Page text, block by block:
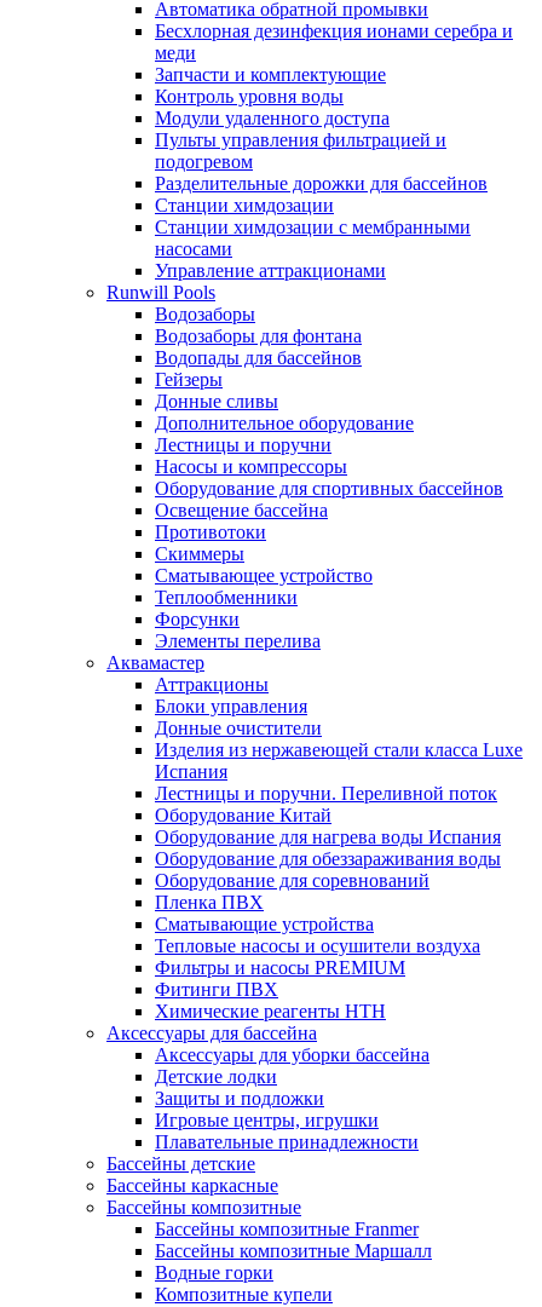
Автоматика обратной промывки
Беcхлорная дезинфекция ионами серебра и
меди
Запчасти и комплектующие
Контроль уровня воды
Модули удаленного доступа
Пульты управления фильтрацией и
подогревом
Разделительные дорожки для бассейнов
Станции химдозации
Станции химдозации с мембранными
насосами
Управление аттракционами
Runwill Pools
Водозаборы
Водозаборы для фонтана
Водопады для бассейнов
Гейзеры
Донные сливы
Дополнительное оборудование
Лестницы и поручни
Насосы и компрессоры
Оборудование для спортивных бассейнов
Освещение бассейна
Противотоки
Скиммеры
Сматывающее устройство
Теплообменники
Форсунки
Элементы перелива
Аквамастер
Аттракционы
Блоки управления
Донные очистители
Изделия из нержавеющей стали класса Luxe
Испания
Лестницы и поручни. Переливной поток
Оборудование Китай
Оборудование для нагрева воды Испания
Оборудование для обеззараживания воды
Оборудование для соревнований
Пленка ПВХ
Сматывающие устройства
Тепловые насосы и осушители воздуха
Фильтры и насосы PREMIUM
Фитинги ПВХ
Химические реагенты HTH
Аксессуары для бассейна
Аксессуары для уборки бассейна
Детские лодки
Защиты и подложки
Игровые центры, игрушки
Плавательные принадлежности
Бассейны детские
Бассейны каркасные
Бассейны композитные
Бассейны композитные Franmer
Бассейны композитные Маршалл
Водные горки
Композитные купели